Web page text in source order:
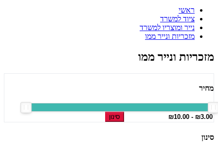
ראשי
ציוד למשרד
נייר ומוצריו למשרד
מזכריות ונייר ממו
מזכריות ונייר ממו
מחיר
סינון
סינון